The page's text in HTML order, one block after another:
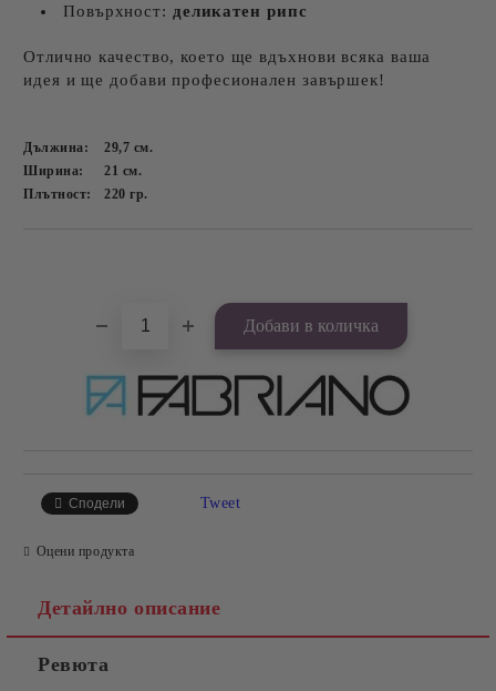
Повърхност: деликатен рипс
Отлично качество, което ще вдъхнови всяка ваша
идея и ще добави професионален завършек!
Дължина: 29,7 см.
Ширина:
21 см.
Плътност:
220гр.
Сподели Tweet
Оцени продукта
Детайлно описание
Ревюта